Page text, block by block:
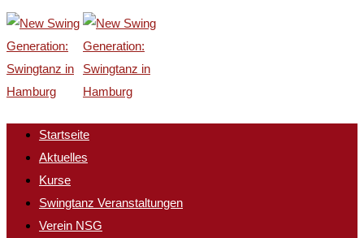
Startseite
Aktuelles
Kurse
Swingtanz Veranstaltungen
Verein NSG